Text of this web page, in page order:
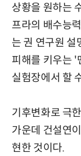
상황을 원하는
프라의 배수능
는 권 연구원 설
피해를 키우는 '
실험장에서 할
기후변화로 극
가운데 건설연
현한 것이다.